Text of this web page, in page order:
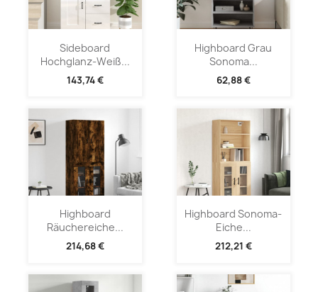
Sideboard
Hochglanz-Weiß...
143,74 €
Highboard Grau
Sonoma...
62,88 €
Highboard
Räuchereiche...
214,68 €
Highboard Sonoma-
Eiche...
212,21 €